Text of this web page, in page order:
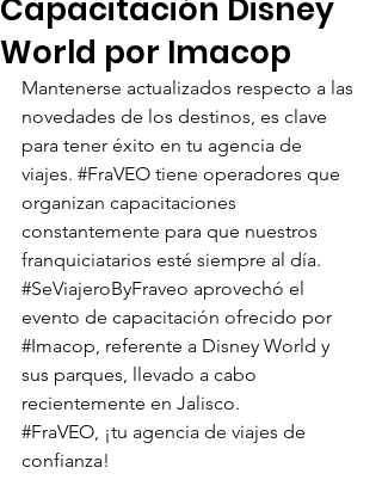
Capacitación Disney
World por Imacop
Mantenerse actualizados respecto a las
novedades de los destinos, es clave
para tener éxito en tu agencia de
viajes. #FraVEO tiene operadores que
organizan capacitaciones
constantemente para que nuestros
franquiciatarios esté siempre al día.
#SeViajeroByFraveo aprovechó el
evento de capacitación ofrecido por
#Imacop, referente a Disney World y
sus parques, llevado a cabo
recientemente en Jalisco.
#FraVEO, ¡tu agencia de viajes de
confianza!